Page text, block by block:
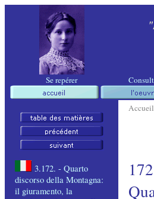
Se repérer
3.172. - Quarto
discorso della Montagna:
il giuramento, la
172